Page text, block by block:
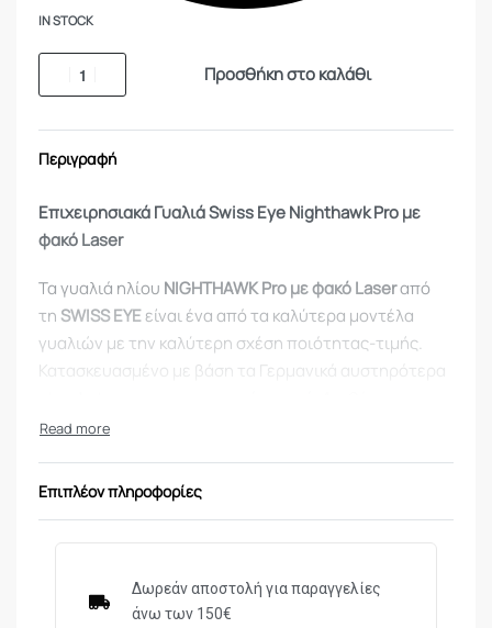
IN STOCK
Προσθήκη στο καλάθι
Περιγραφή
ΕπιχειρησιακάΓυαλιά Swiss Eye Nighthawk Pro με
φακό Laser
Τα γυαλιά ηλίου NIGHTHAWK Pro με φακό Laserαπό
τη SWISS EYEείναι ένα από τα καλύτερα μοντέλα
γυαλιών με την καλύτερη σχέση ποιότητας-τιμής.
Κατασκευασμένο με βάση τα Γερμανικά αυστηρότερα
πολυκαρβονικούς και αντιθαμβωτικούς φακούς
100% αποροφιτικότητα απο τις ακτίνες του ηλίου
χάρις την νανοτεχνολογία που χρησιμοποιούν. Ο
ρυθμιζόμενο-αντιολισθητικό επιρύνιο. Οι φακοί
τους, εξασφαλίζουν το βέλτιστο φιλτράρισμα στις
Επιπλέον πληροφορίες
Δωρεάν αποστολή για παραγγελίες
άνω των 150€